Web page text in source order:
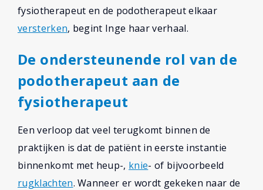
fysiotherapeut en de podotherapeut elkaar
versterken, begint Inge haar verhaal.
De ondersteunende rol van de
podotherapeut aan de
fysiotherapeut
Een verloop dat veel terugkomt binnen de
praktijken is dat de patiënt in eerste instantie
binnenkomt met heup-, knie- of bijvoorbeeld
rugklachten. Wanneer er wordt gekeken naar de